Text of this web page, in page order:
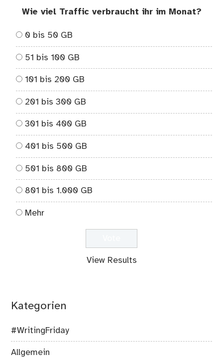
Wie viel Traffic verbraucht ihr im Monat?
0 bis 50 GB
51 bis 100 GB
101 bis 200 GB
201 bis 300 GB
301 bis 400 GB
401 bis 500 GB
501 bis 800 GB
801 bis 1.000 GB
Mehr
View Results
Kategorien
#WritingFriday
Allgemein